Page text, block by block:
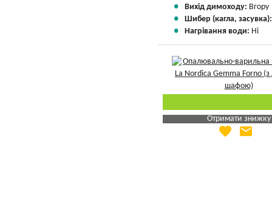
Вихід димоходу: Вгору
Шибер (кагла,
Нагрівання води: Ні
Отримати знижку
Яка Ваша ціна
favorite email